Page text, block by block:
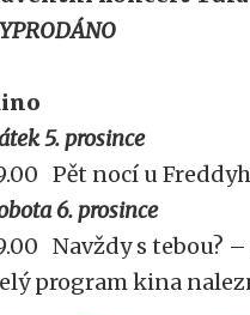
5. prosince
Pět nocí u
6. prosince
Navždy s
program kina